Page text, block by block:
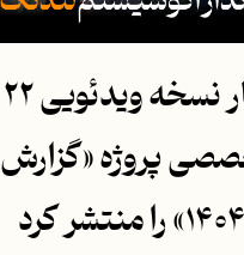
استودیو راه‌کار نسخه ویدئویی ۲۲
پروژه «گزارش